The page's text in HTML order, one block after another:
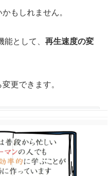
もしれません。
として、 再生速度の変
更できます。